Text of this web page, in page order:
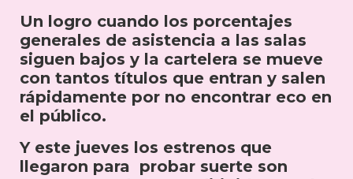
Un logro cuando los porcentajes
generales de asistencia a las salas
siguen bajos y la cartelera se mueve
con tantos títulos que entran y salen
rápidamente por no encontrar eco en
el público.
Y este jueves los estrenos que
llegaron para probar suerte son